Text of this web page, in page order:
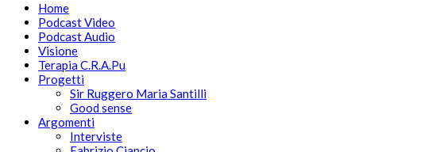
Home
Podcast Video
Podcast Audio
Visione
Terapia C.R.A.Pu
Progetti
Sir Ruggero Maria Santilli
Good sense
Argomenti
Interviste